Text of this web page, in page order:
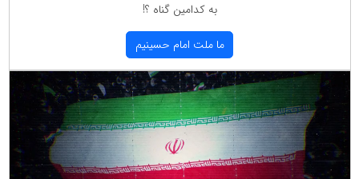
به كدامین گناه ؟!
ما ملت امام حسینیم